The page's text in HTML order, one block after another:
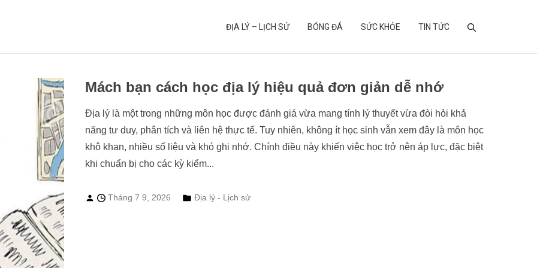
ĐỊA LÝ – LỊCH SỬ BÓNG ĐÁ SỨC KHỎE TIN TỨC
Mách bạn cách học địa lý hiệu quả đơn giản dễ nhớ
Địa lý là một trong những môn học được đánh giá vừa mang tính lý thuyết vừa đòi hỏi khả
năng tư duy, phân tích và liên hệ thực tế. Tuy nhiên, không ít học sinh vẫn xem đây là môn học
khô khan, nhiều số liệu và khó ghi nhớ. Chính điều này khiến việc học trở nên áp lực, đặc biệt
khi chuẩn bị cho các kỳ kiểm...
Tháng 7 9, 2026 Địa lý - Lịch sử